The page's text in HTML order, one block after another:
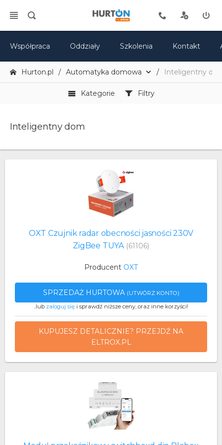
Współpraca Oddziały Szkolenia Kontakt
Hurton.pl Automatyka domowa Inteligentny
Kategorie Filtry
Inteligentny dom
OXT Czujnik radar obecności jasności 230V
ZigBee TUYA (61106)
Producent OXT
SPRZEDAŻ HURTOWA (UTWÓRZ KONTO)
..lub zaloguj się i sprawdź niższe ceny, oraz inne korzyści!
KUPUJESZ DETALICZNIE? PRZEJDŹ NA
ELTROX.PL